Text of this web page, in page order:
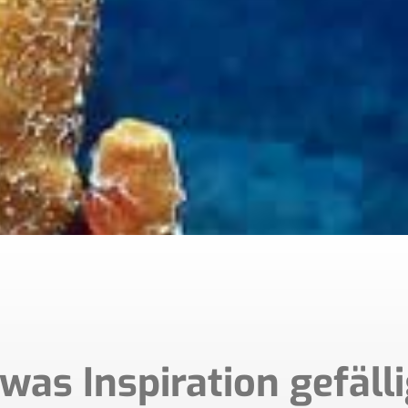
Inspiration